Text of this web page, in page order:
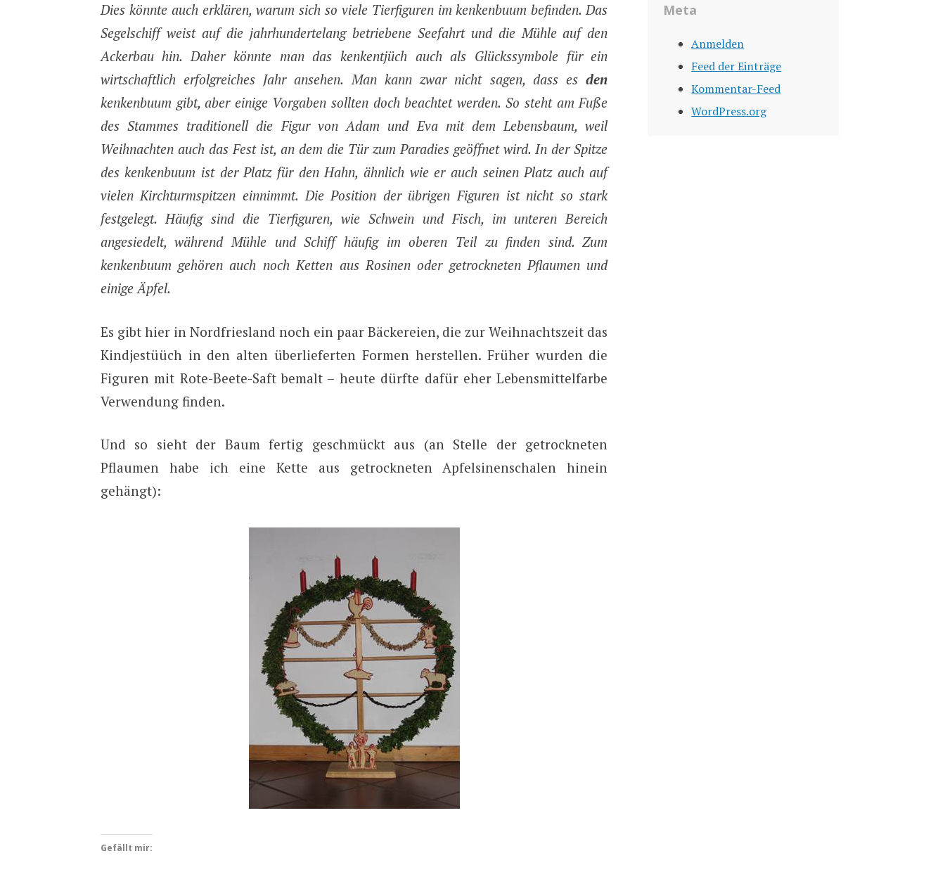
Dies könnte auch erklären, warum sich so viele Tierfiguren im kenkenbuum befinden. Das
Segelschiff weist auf die jahrhundertelang betriebene Seefahrt und die Mühle auf den
Ackerbau hin. Daher könnte man das kenkentjüch auch als Glückssymbole für ein
wirtschaftlich erfolgreiches Jahr ansehen. Man kann zwar nicht sagen, dass esden
kenkenbuum gibt, aber einige Vorgaben sollten doch beachtet werden. So steht am Fuße
des Stammes traditionell die Figur von Adam und Eva mit dem Lebensbaum, weil
Weihnachten auch das Fest ist, an dem die Tür zum Paradies geöffnet wird. In der Spitze
des kenkenbuum ist der Platz für den Hahn, ähnlich wie er auch seinen Platz auch auf
vielen Kirchturmspitzen einnimmt. Die Position der übrigen Figuren ist nicht so stark
festgelegt. Häufig sind die Tierfiguren, wie Schwein und Fisch, im unteren Bereich
angesiedelt, während Mühle und Schiff häufig im oberen Teil zu finden sind. Zum
kenkenbuum gehören auch noch Ketten aus Rosinen oder getrockneten Pflaumen und
einige Äpfel.
Es gibt hier in Nordfriesland noch ein paar Bäckereien, die zur Weihnachtszeit das
Kindjestüüch in den alten überlieferten Formen herstellen. Früher wurden die
Figuren mit Rote-Beete-Saft bemalt – heute dürfte dafür eher Lebensmittelfarbe
Verwendung finden.
Und so sieht der Baum fertig geschmückt aus (an Stelle der getrockneten
Pflaumen habe ich eine Kette aus getrockneten Apfelsinenschalen hinein
gehängt):
Gefällt mir:
Meta
Anmelden
Feed der Einträge
Kommentar-Feed
WordPress.org